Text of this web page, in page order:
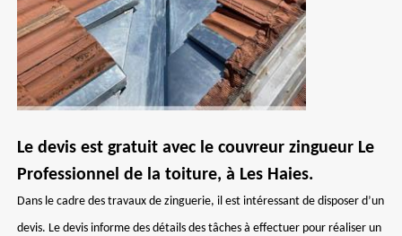
Le devis est gratuit avec le couvreur zingueur Le
Professionnel de la toiture, à Les Haies.
Dans le cadre des travaux de zinguerie, il est intéressant de disposer d’un
devis. Le devis informe des détails des tâches à effectuer pour réaliser un